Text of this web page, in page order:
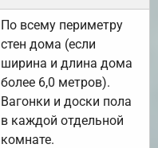
По всему периметру
стен дома (если
ширина и длина дома
более 6,0 метров).
Вагонки и доски пола
в каждой отдельной
комнате.